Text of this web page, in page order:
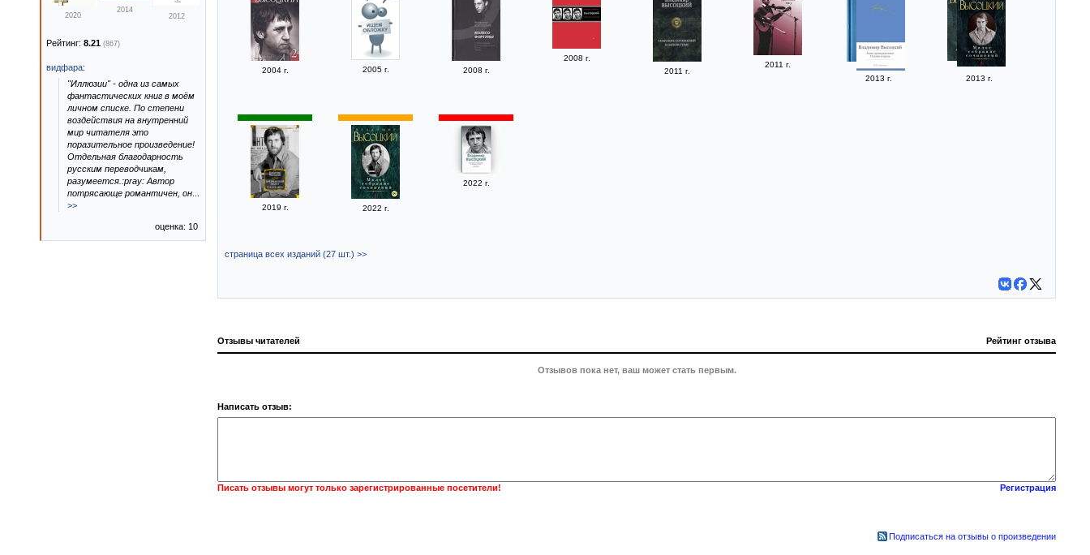
2004 г. 2005 г. 2008 г.
2008 г.
2011 г.
2011 г.
2013 г.
2013 г.
2019 г. 2022 г.
2022 г.
страница всех изданий (27 шт.) >>
Отзывы читателей Рейтинг отзыва
Отзывов пока нет, ваш может стать первым.
Написать отзыв:
Писать отзывы могут только зарегистрированные посетители! Регистрация
Подписаться на отзывы о произведении
2020
2014
2012
Рейтинг: 8.21 (867)
видфара:
"Иллюзии" - одна из самых
фантастических книг в моём
личном списке. По степени
воздействия на внутренний
мир читателя это
поразительное произведение!
Отдельная благодарность
русским переводчикам,
разумеется.:pray: Автор
потрясающе романтичен, он
>>
оценка: 10